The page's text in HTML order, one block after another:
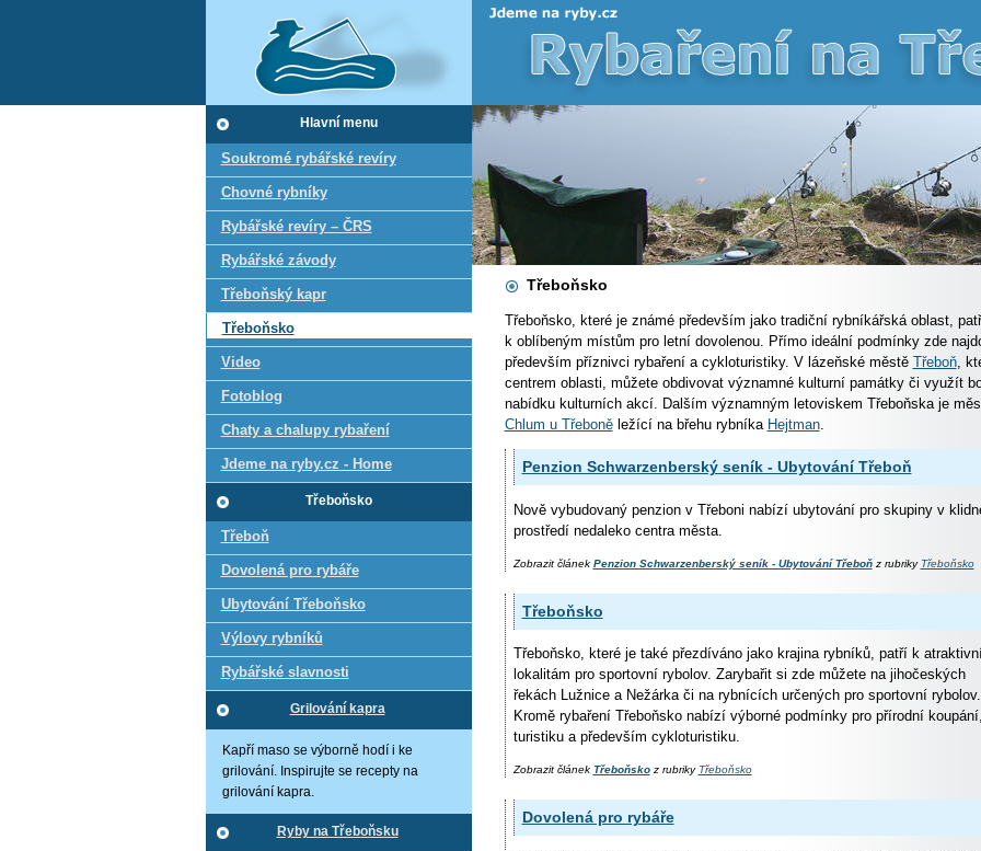
Třeboňsko
Třeboňsko, které je známé především jako tradiční rybníkářská oblast,
k oblíbeným místům pro letní dovolenou. Přímo ideální podmínky zde
především příznivci rybaření a cykloturistiky. V lázeňské městě Třeboň,
centrem oblasti, můžete obdivovat významné kulturní památky či využít
nabídku kulturních akcí. Dalším významným letoviskem Třeboňska je
Chlum u Třeboněležící na břehu rybníka Hejtman.
Penzion Schwarzenberský seník - Ubytování Třeboň
Nově vybudovaný penzion v Třeboni nabízí ubytování pro skupiny v
prostředí nedaleko centra města.
Zobrazit článek Penzion Schwarzenberský seník - Ubytování Třeboňz rubriky Třeboňsko
Třeboňsko
Třeboňsko, které je také přezdíváno jako krajina rybníků, patří k
lokalitám pro sportovní rybolov. Zarybařit si zde můžete na jihočeských
řekách Lužnice a Nežárka či na rybnících určených pro sportovní rybolov.
Kromě rybaření Třeboňsko nabízí výborné podmínky pro přírodní koupání,
turistiku a především cykloturistiku.
Zobrazit článek Třeboňskoz rubriky Třeboňsko
Dovolená pro rybáře
Hlavní menu
Soukromé rybářské revíry
Chovné rybníky
Rybářské revíry – ČRS
Rybářské závody
Třeboňský kapr
Třeboňsko
Video
Fotoblog
Chaty a chalupy rybaření
Jdeme na ryby.cz - Home
Třeboňsko
Třeboň
Dovolená pro rybáře
Ubytování Třeboňsko
Výlovy rybníků
Rybářské slavnosti
Grilování kapra
Kapří maso se výborně hodí i ke
grilování. Inspirujte se recepty na
grilování kapra.
Ryby na Třeboňsku